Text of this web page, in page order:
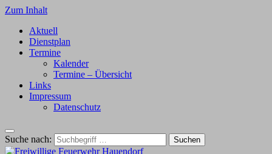
Zum Inhalt
Aktuell
Dienstplan
Termine
Kalender
Termine – Übersicht
Links
Impressum
Datenschutz
Suche nach: